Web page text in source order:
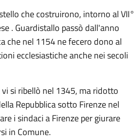
che costruirono, intorno al VII°
. Guardistallo passò dall'anno
che nel 1154 ne fecero dono al
ecclesiastiche anche nei secoli
si ribellò nel 1345, ma ridotto
Repubblica sotto Firenze nel
i sindaci a Firenze per giurare
in Comune.